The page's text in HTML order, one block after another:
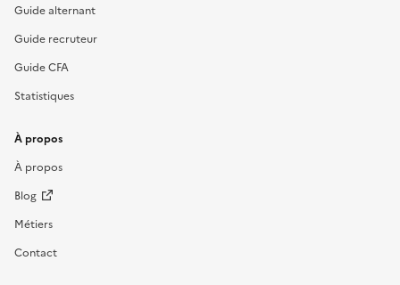
Guide alternant
Guide recruteur
Guide CFA
Statistiques
À propos
À propos
Blog
Métiers
Contact